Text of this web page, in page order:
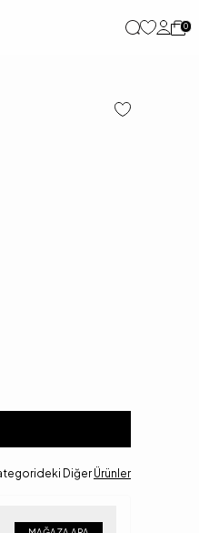
0
Diğer Ürünler